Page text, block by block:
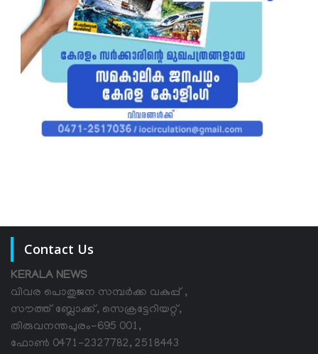
Contact Us
KERALA NEWS
വിവര പൊതുജന സമ്പര്‍ക്ക വകുപ്പ് ,
സൗത്ത് ബ്ലോക്ക്, സെക്രട്ടേറിയറ്റ്,
തിരുവനന്തപുരം-695 001,
ഫോൺ 0471-2327782, 2518443